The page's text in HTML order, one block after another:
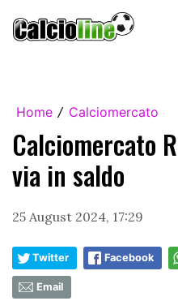
Home / Calciomercato
Calciomercato
via in saldo
25 August 2024, 17:29
Twitter Facebook
Email